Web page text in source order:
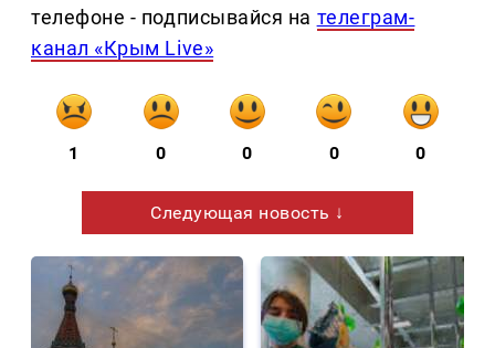
телефоне - подписывайся на телеграм-
канал «Крым Live»
1 0 0 0 0
Следующая новость ↓